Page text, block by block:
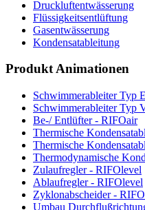
Druckluftentwässerung
Flüssigkeitsentlüftung
Gasentwässerung
Kondensatableitung
Produkt Animationen
Schwimmerableiter Typ
Schwimmerableiter Typ
Be-/ Entlüfter - RIFOair
Thermische
Thermische
Thermodynamische
Zulaufregler - RIFOlevel
Ablaufregler - RIFOlevel
Zyklonabscheider -
Umbau